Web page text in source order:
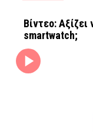
Βίντεο:
smartwatch;